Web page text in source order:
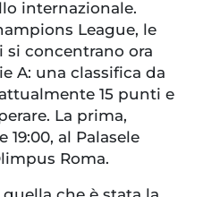
internazionale.
League, le
si concentrano ora
A: una classifica da
15 punti e
La prima,
19:00, al Palasele
Roma.